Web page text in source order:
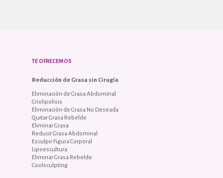
TE OFRECEMOS
Reducción de Grasa sin Cirugía
Eliminación de Grasa Abdominal
Criolipolisis
Eliminación de Grasa No Deseada
Quitar Grasa Rebelde
Eliminar Grasa
Reducir Grasa Abdominal
Esculpir Figura Corporal
Lipoescultura
Eliminar Grasa Rebelde
Coolsculpting